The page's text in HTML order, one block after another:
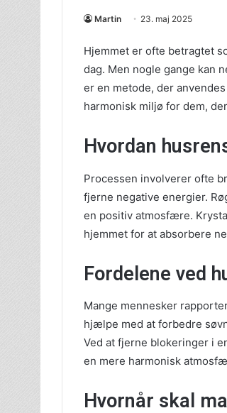
Martin 23. maj 2025
Hjemmet er ofte betragtet
dag. Men nogle gange kan
er en metode, der
harmonisk miljø for dem,
Hvordan
Processen involverer ofte
fjerne negative energier.
en positiv atmosfære.
hjemmet for at absorbere
Fordelene ved
Mange mennesker
hjælpe med at forbedre
Ved at fjerne blokeringer i
en mere harmonisk
Hvornår skal